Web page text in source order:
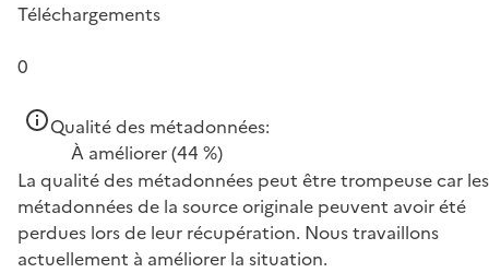
Téléchargements
0
Qualité des métadonnées:
À améliorer(44 %)
La qualité des métadonnées peut être trompeuse car les
métadonnées de la source originale peuvent avoir été
perdues lors de leur récupération. Nous travaillons
actuellement à améliorer la situation.